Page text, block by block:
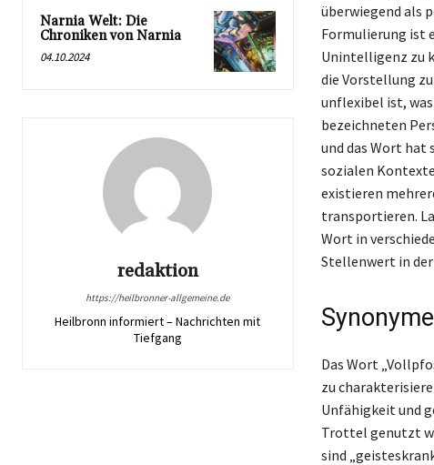
Narnia Welt: Die
Chroniken von Narnia
04.10.2024
redaktion
https://heilbronner-allgemeine.de
Heilbronn informiert – Nachrichten mit
Tiefgang
überwiegend als
Formulierung ist
Unintelligenz zu
die Vorstellung
unflexibel ist,
bezeichneten
und das Wort hat
sozialen
existieren
transportieren.
Wort in
Stellenwert in
Das Wort
zu
Unfähigkeit und
Trottel genutzt
sind